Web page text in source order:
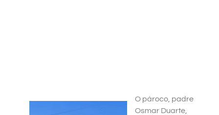
O pároco, padre
Osmar Duarte,